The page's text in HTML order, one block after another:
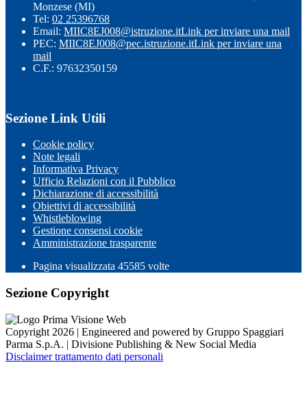
Monzese (MI)
Tel: 02 25396768
Email: MIIC8EJ008@istruzione.itLink per inviare una mail
PEC: MIIC8EJ008@pec.istruzione.itLink per inviare una
mail
C.F.: 97632350159
Sezione Link Utili
Cookie policy
Note legali
Informativa Privacy
Ufficio Relazioni con il Pubblico
Dichiarazione di accessibilità
Obiettivi di accessibilità
Whistleblowing
Gestione consensi cookie
Amministrazione trasparente
Pagina visualizzata 45585 volte
Sezione Copyright
Copyright 2026 | Engineered and powered by Gruppo Spaggiari
Parma S.p.A. | Divisione Publishing & New Social Media
Disclaimer trattamento dati personali